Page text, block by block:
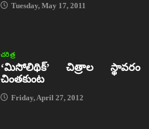
Tuesday, May 17, 2011
చరిత్ర
‘మిసోలిథిక్‌’ చిత్రాల స్థావరం
చింతకుంట
Friday, April 27, 2012